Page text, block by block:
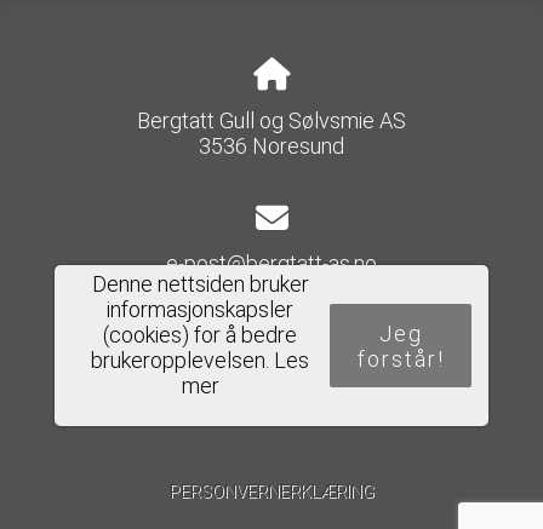
Bergtatt Gull og Sølvsmie AS
3536 Noresund
e-post@bergtatt-as.no
Del nettside
Denne nettsiden bruker
informasjonskapsler
(cookies) for å bedre
brukeropplevelsen. Les
mer
Jeg
forstår!
PERSONVERNERKLÆRING